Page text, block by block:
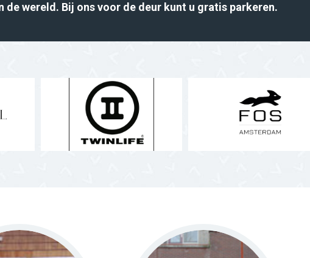
de wereld. Bij ons voor de deur kunt u gratis parkeren.